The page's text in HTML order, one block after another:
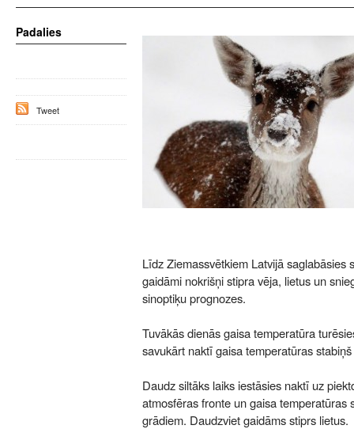
Līdz Ziemassvētkiem Latvijā saglabāsies
gaidāmi nokrišņi stipra vēja, lietus un
sinoptiķu prognozes.
Tuvākās dienās gaisa temperatūra
savukārt naktī gaisa temperatūras
Daudz siltāks laiks iestāsies naktī uz
atmosfēras fronte un gaisa temperatūras
grādiem. Daudzviet gaidāms stiprs lietus.
Padalies
Tweet